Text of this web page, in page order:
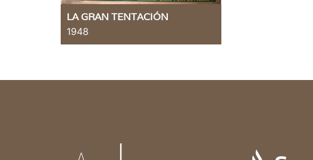
LA GRAN TENTACIÓN
1948